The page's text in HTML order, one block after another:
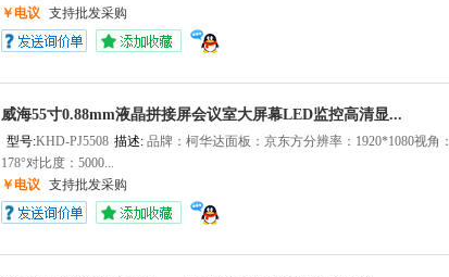
￥电议 支持批发采购
威海55寸0.88mm液晶拼接屏会议室大屏幕LED监控高清显...
型号:KHD-PJ5508 描述: 品牌：柯华达面板：京东方分辨率：1920*1080视角：
178°对比度：5000...
￥电议 支持批发采购